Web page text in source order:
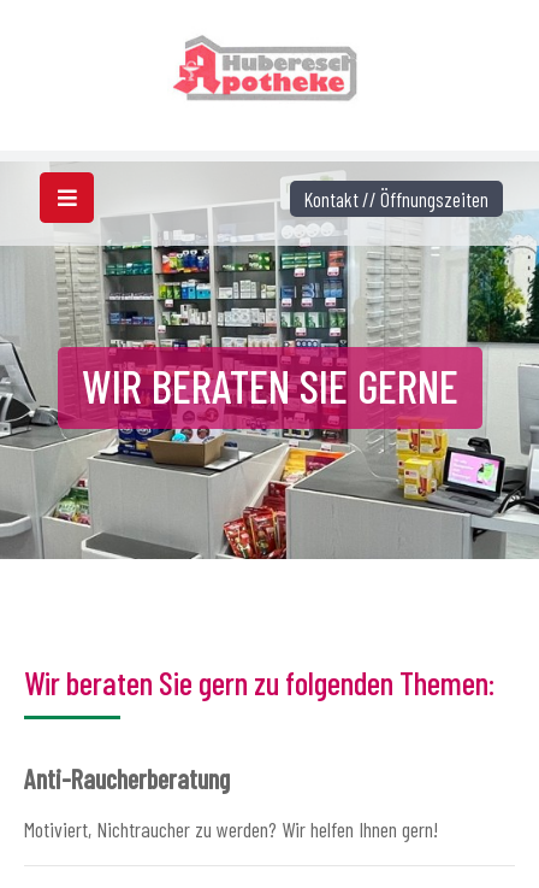
WIR BERATEN SIE GERNE
Wir beraten Sie gern zu folgenden Themen:
Anti-Raucherberatung
Motiviert, Nichtraucher zu werden? Wir helfen Ihnen gern!
Kontakt // Öffnungszeiten